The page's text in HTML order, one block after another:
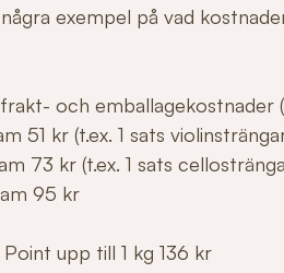
exempel på vad
och emballagekostnader
51 kr (t.ex. 1 sats
73 kr (t.ex. 1 sats
95 kr
upp till 1 kg 136 kr